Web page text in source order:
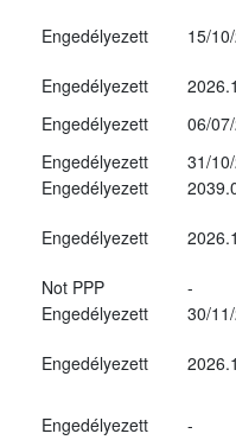
Engedélyezett 15/
Engedélyezett
Engedélyezett
06/
Engedélyezett
31/
Engedélyezett
Engedélyezett
Not PPP
-
Engedélyezett
30/
Engedélyezett
Engedélyezett
-